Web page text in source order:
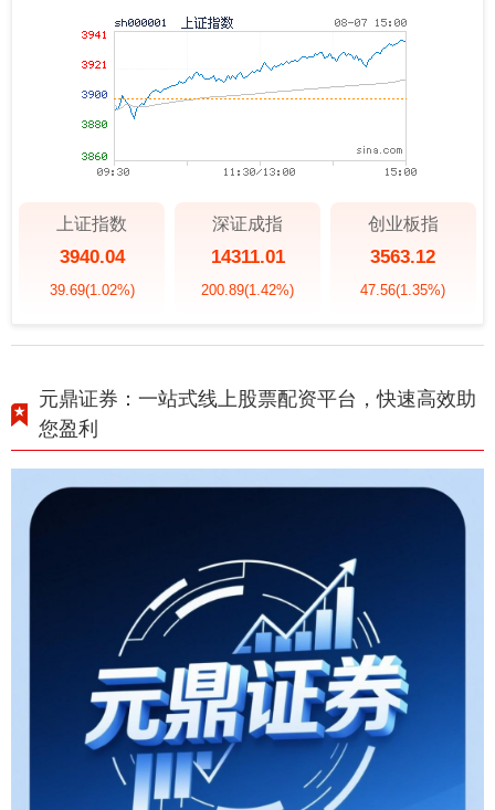
上证指数
3940.04
39.69(1.02%)
深证成指
14311.01
200.89(1.42%)
创业板指
3563.12
47.56(1.35%)
元鼎证券：一站式线上股票配资平台，快速高效助
您盈利